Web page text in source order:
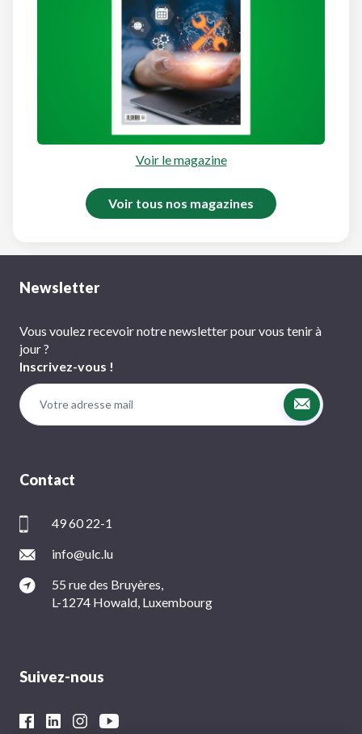
Voir le magazine
Voir tous nos magazines
Newsletter
Vous voulez recevoir notre newsletter pour vous tenir à
jour ?
Inscrivez-vous !
Contact
49 60 22-1
info@ulc.lu
55 rue des Bruyères,
L-1274 Howald, Luxembourg
Suivez-nous